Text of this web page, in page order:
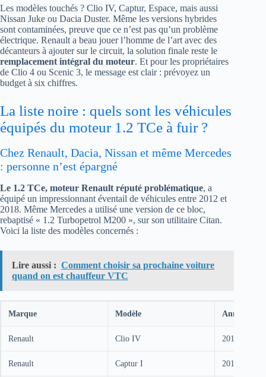
Les modèles touchés ? Clio IV, Captur, Espace, mais aussi
Nissan Juke ou Dacia Duster. Même les versions hybrides
sont contaminées, preuve que ce n’est pas qu’un problème
électrique. Renault a beau jouer l’homme de l’art avec des
décanteurs à ajouter sur le circuit, la solution finale reste le
remplacement intégral du moteur. Et pour les propriétaires
de Clio 4 ou Scenic 3, le message est clair : prévoyez un
budget à six chiffres.
La liste noire : quels sont les véhicules
équipés du moteur 1.2 TCe à fuir ?
Chez Renault, Dacia, Nissan et même Mercedes
: personne n’est épargné
Le 1.2 TCe, moteur Renault réputé problématique, a
équipé un impressionnant éventail de véhicules entre 2012 et
2018. Même Mercedes a utilisé une version de ce bloc,
rebaptisé « 1.2 Turbopetrol M200 », sur son utilitaire Citan.
Voici la liste des modèles concernés :
Lire aussi : Comment choisir sa prochaine voiture
quand on est chauffeur VTC
Marque Modèle Années de
Renault Clio IV 2012-2019
Renault Captur I 2013-2020